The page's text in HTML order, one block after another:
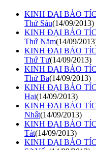
KINH ĐẠI BẢO
Thứ Sáu(14/09/2013)
KINH ĐẠI BẢO
Thứ Năm(14/09/
KINH ĐẠI BẢO
Thứ Tư(14/09/2013)
KINH ĐẠI BẢO
Thứ Ba(14/09/2013)
KINH ĐẠI BẢO
Hai(14/09/2013)
KINH ĐẠI BẢO
Nhất(14/09/2013)
KINH ĐẠI BẢO
Tát(14/09/2013)
KINH ĐẠI BẢO